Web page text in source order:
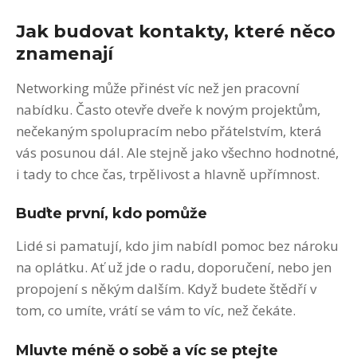
Jak budovat kontakty, které něco
znamenají
Networking může přinést víc než jen pracovní
nabídku. Často otevře dveře k novým projektům,
nečekaným spolupracím nebo přátelstvím, která
vás posunou dál. Ale stejně jako všechno hodnotné,
i tady to chce čas, trpělivost a hlavně upřímnost.
Buďte první, kdo pomůže
Lidé si pamatují, kdo jim nabídl pomoc bez nároku
na oplátku. Ať už jde o radu, doporučení, nebo jen
propojení s někým dalším. Když budete štědří v
tom, co umíte, vrátí se vám to víc, než čekáte.
Mluvte méně o sobě a víc se ptejte